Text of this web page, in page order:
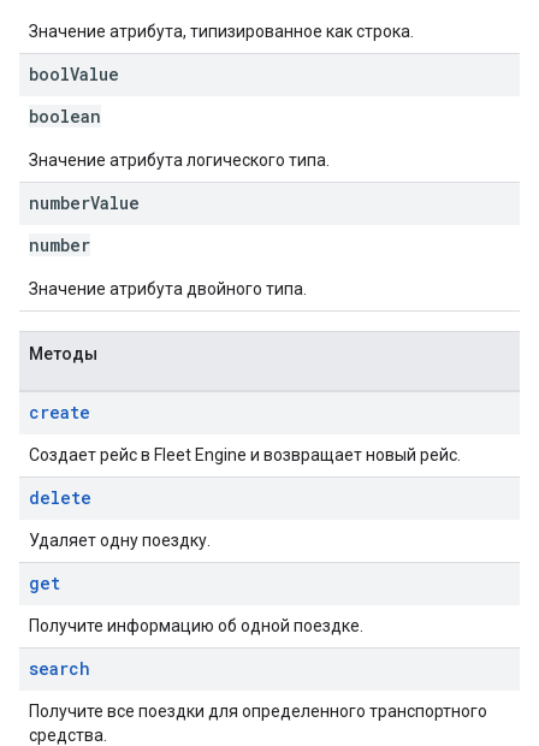
Значение атрибута, типизированное как строка.
boolValue
boolean
Значение атрибута логического типа.
numberValue
number
Значение атрибута двойного типа.
Методы
create
Создает рейс в Fleet Engine и возвращает новый рейс.
delete
Удаляет одну поездку.
get
Получите информацию об одной поездке.
search
Получите все поездки для определенного транспортного
средства.